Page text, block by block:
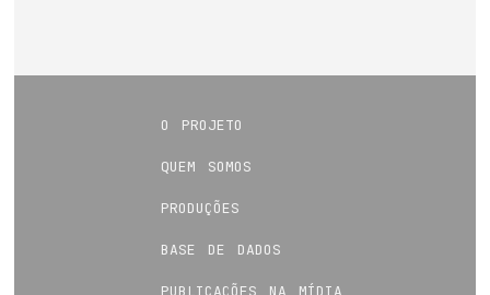
o projeto
quem somos
produções
base de dados
publicações na mídia